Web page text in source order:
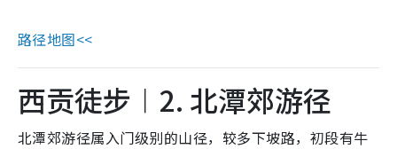
路径地图<<
西贡徒步︱2. 北潭郊游径
北潭郊游径属入门级别的山径，较多下坡路，初段有牛